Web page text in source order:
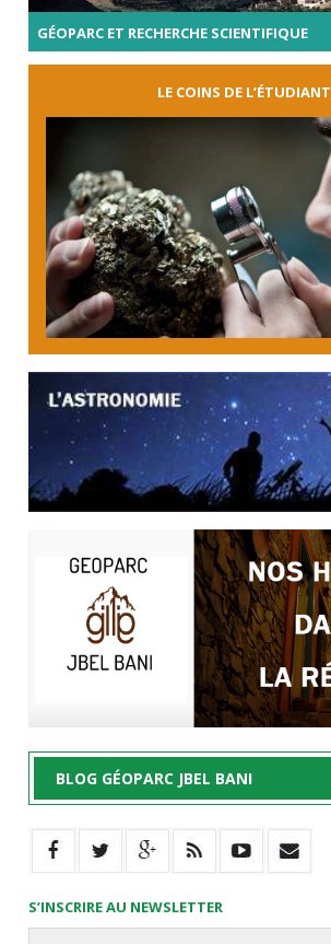
GÉOPARC ET RECHERCHE SCIENTIFIQUE
LE COINS DE L’ÉTUDIANT
BLOG GÉOPARC JBEL BANI
S’INSCRIRE AU NEWSLETTER